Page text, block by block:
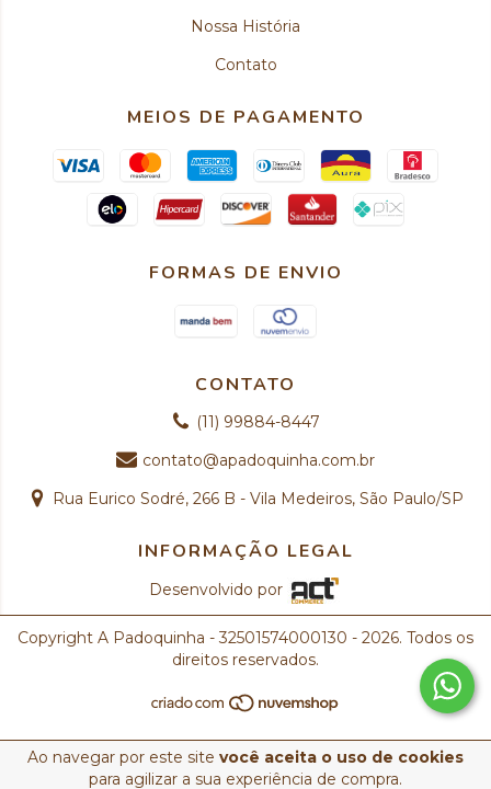
Ao navegar por este site você aceita o uso de cookies
para agilizar a sua experiência de compra.
Nossa História
Contato
MEIOS DE PAGAMENTO
FORMAS DE ENVIO
CONTATO
(11) 99884-8447
contato@apadoquinha.com.br
Rua Eurico Sodré, 266 B - Vila Medeiros, São Paulo/SP
INFORMAÇÃO LEGAL
Desenvolvido por
Copyright A Padoquinha - 32501574000130 - 2026. Todos os
direitos reservados.